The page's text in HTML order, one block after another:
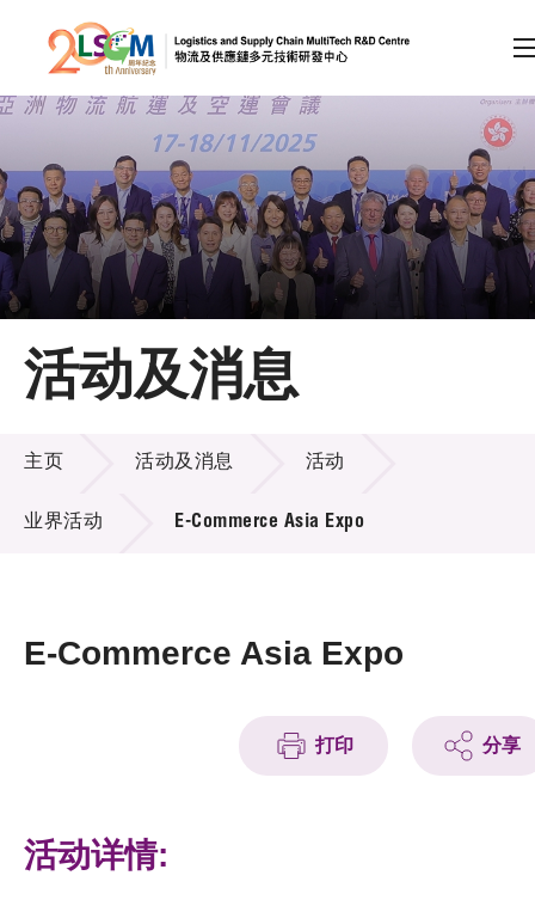
跳到内容（按回车键）
会员登录
A A EN 繁 简
主页
关于LSCM
技术商品化
项目及资助计划
活动及消息
科技分享
活动及消息
活动及消息
主页 活动及消息 活动
业界活动 E-Commerce Asia Expo
E-Commerce Asia Expo
打印 分享
活动详情: